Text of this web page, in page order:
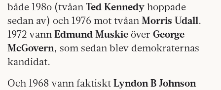
både 198o (tvåanTed Kennedy hoppade
sedan av) och 1976 mot tvåanMorris Udall.
1972 vannEdmund Muskie över George
McGovern, som sedan blev demokraternas
kandidat.
Och 1968 vann faktiskt Lyndon B Johnson